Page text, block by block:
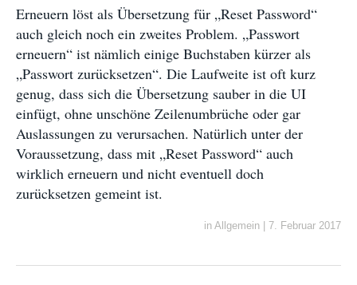
Erneuern löst als Übersetzung für „Reset Password“
auch gleich noch ein zweites Problem. „Passwort
erneuern“ ist nämlich einige Buchstaben kürzer als
„Passwort zurücksetzen“. Die Laufweite ist oft kurz
genug, dass sich die Übersetzung sauber in die UI
einfügt, ohne unschöne Zeilenumbrüche oder gar
Auslassungen zu verursachen. Natürlich unter der
Voraussetzung, dass mit „Reset Password“ auch
wirklich erneuern und nicht eventuell doch
zurücksetzen gemeint ist.
in Allgemein 7. Februar 2017